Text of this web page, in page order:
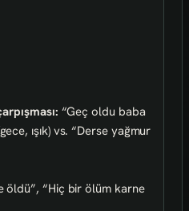
“Geç oldu baba
ışık) vs. “Derse yağmur
öldü”, “Hiç bir ölüm karne